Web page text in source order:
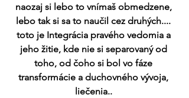
naozaj si lebo to vnímaš obmedzene,
lebo tak si sa to naučil cez druhých....
toto je Integrácia pravého vedomia a
jeho žitie, kde nie si separovaný od
toho, od čoho si bol vo fáze
transformácie a duchovného vývoja,
liečenia..